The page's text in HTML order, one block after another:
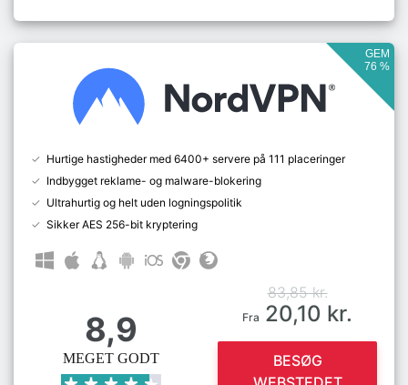
GEM
76 %
Hurtige hastigheder med 6400+ servere på 111 placeringer
Indbygget reklame- og malware-blokering
Ultrahurtig og helt uden logningspolitik
Sikker AES 256-bit kryptering
8,9
MEGET GODT
83,85 kr.
Fra 20,10 kr.
BESØG